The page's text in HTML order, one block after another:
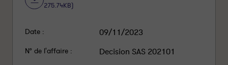
275.74KB)
Date : 09/11/2023
N° de l'affaire : Decision SAS 202101